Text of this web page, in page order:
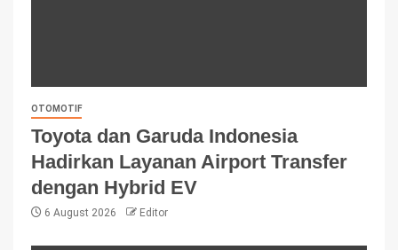
OTOMOTIF
Toyota dan Garuda Indonesia
Hadirkan Layanan Airport Transfer
dengan Hybrid EV
6 August 2026 Editor